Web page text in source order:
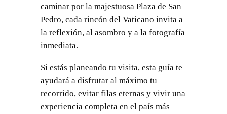
caminar por la majestuosa Plaza de San
Pedro, cada rincón del Vaticano invita a
la reflexión, al asombro y a la fotografía
inmediata.
Si estás planeando tu visita, esta guía te
ayudará a disfrutar al máximo tu
recorrido, evitar filas eternas y vivir una
experiencia completa en el país más